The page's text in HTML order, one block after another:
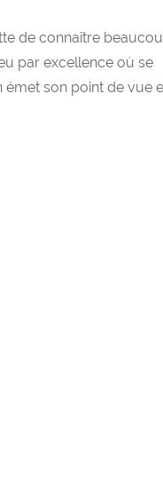
de connaître
par excellence où se
émet son point de vue